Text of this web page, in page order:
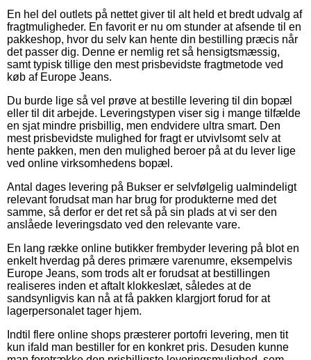
En hel del outlets på nettet giver til alt held et bredt udvalg af
fragtmuligheder. En favorit er nu om stunder at afsende til en
pakkeshop, hvor du selv kan hente din bestilling præcis når
det passer dig. Denne er nemlig ret så hensigtsmæssig,
samt typisk tillige den mest prisbevidste fragtmetode ved
køb af Europe Jeans.
Du burde lige så vel prøve at bestille levering til din bopæl
eller til dit arbejde. Leveringstypen viser sig i mange tilfælde
en sjat mindre prisbillig, men endvidere ultra smart. Den
mest prisbevidste mulighed for fragt er utvivlsomt selv at
hente pakken, men den mulighed beroer på at du lever lige
ved online virksomhedens bopæl.
Antal dages levering på Bukser er selvfølgelig ualmindeligt
relevant forudsat man har brug for produkterne med det
samme, så derfor er det ret så på sin plads at vi ser den
anslåede leveringsdato ved den relevante vare.
En lang række online butikker frembyder levering på blot en
enkelt hverdag på deres primære varenumre, eksempelvis
Europe Jeans, som trods alt er forudsat at bestillingen
realiseres inden et aftalt klokkeslæt, således at de
sandsynligvis kan nå at få pakken klargjort forud for at
lagerpersonalet tager hjem.
Indtil flere online shops præsterer portofri levering, men tit
kun ifald man bestiller for en konkret pris. Desuden kunne